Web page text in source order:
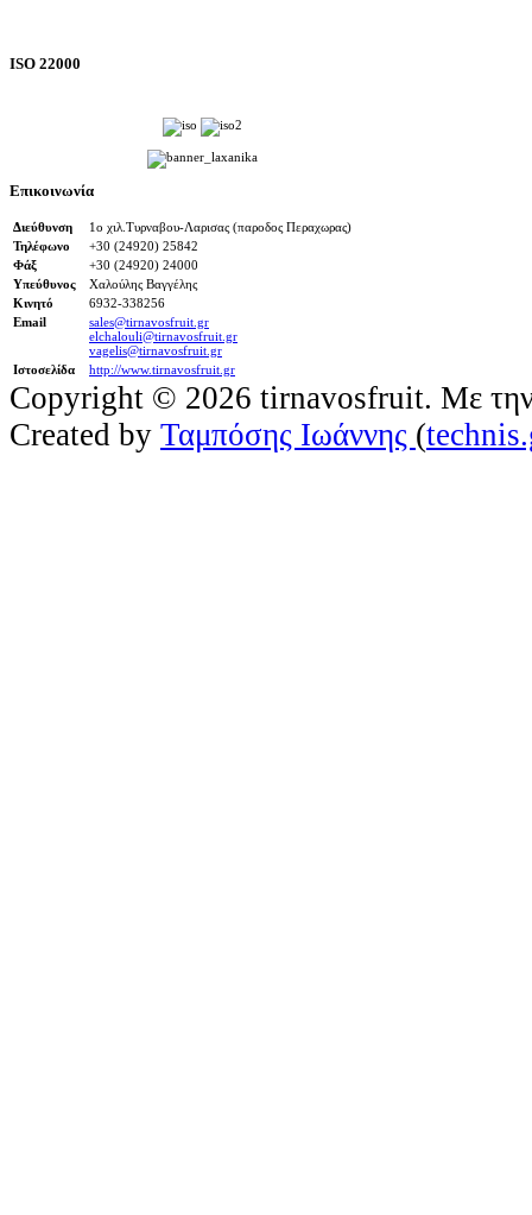
ISO 22000
Επικοινωνία
Διεύθυνση
1ο χιλ.Τυρναβου-Λαρισας (παροδος Περαχωρας)
Τηλέφωνο
+30 (24920) 25842
Φάξ
+30 (24920) 24000
Υπεύθυνος
Χαλούλης Βαγγέλης
Κινητό
6932-338256
Email
sales@tirnavosfruit.gr
elchalouli@tirnavosfruit.gr
vagelis@tirnavosfruit.gr
Ιστοσελίδα
http://www.tirnavosfruit.gr
Copyright © 2026 tirnavosfruit. Με την
Created by Ταμπόσης Ιωάννης (